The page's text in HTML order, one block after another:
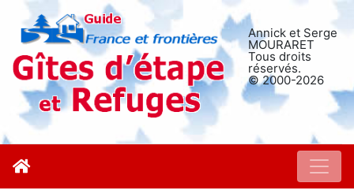
Annick et Serge
MOURARET
Tous droits
réservés.
© 2000-2026